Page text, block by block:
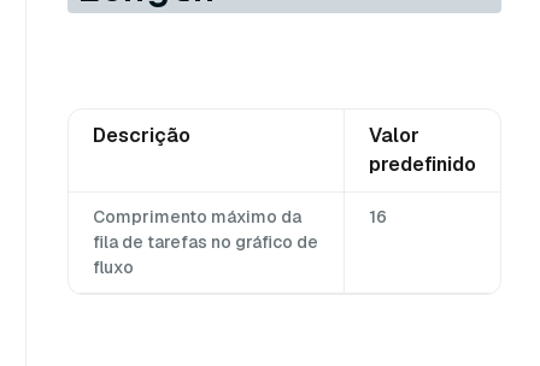
Descrição
Valor
predefinido
Comprimento máximo da
fila de tarefas no gráfico de
fluxo
16